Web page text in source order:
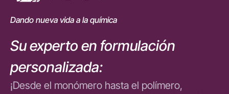
Dando nueva vida a la química
Su experto en formulación
personalizada:
¡Desde el monómero hasta el polímero,